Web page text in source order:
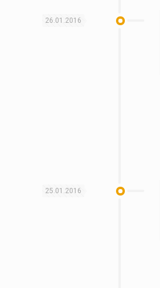
26.01.2016
25.01.2016